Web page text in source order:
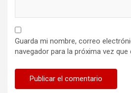
Guarda mi nombre, correo
navegador para la próxima vez que